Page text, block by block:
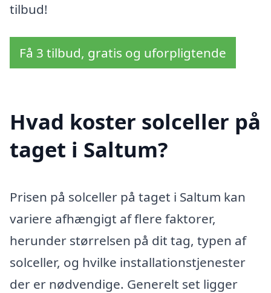
tilbud!
Få 3 tilbud, gratis og uforpligtende
Hvad koster solceller på
taget i Saltum?
Prisen på solceller på taget i Saltum kan
variere afhængigt af flere faktorer,
herunder størrelsen på dit tag, typen af
solceller, og hvilke installationstjenester
der er nødvendige. Generelt set ligger